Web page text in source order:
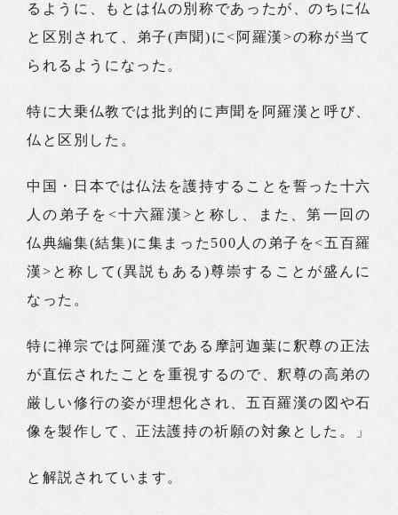
るように、もとは仏の別称であったが、のちに仏
と区別されて、弟子(声聞)に<阿羅漢>の称が当て
られるようになった。
特に大乗仏教では批判的に声聞を阿羅漢と呼び、
仏と区別した。
中国・日本では仏法を護持することを誓った十六
人の弟子を<十六羅漢>と称し、また、第一回の
仏典編集(結集)に集まった500人の弟子を<五百羅
漢>と称して(異説もある)尊崇することが盛んに
なった。
特に禅宗では阿羅漢である摩訶迦葉に釈尊の正法
が直伝されたことを重視するので、釈尊の高弟の
厳しい修行の姿が理想化され、五百羅漢の図や石
像を製作して、正法護持の祈願の対象とした。」
と解説されています。